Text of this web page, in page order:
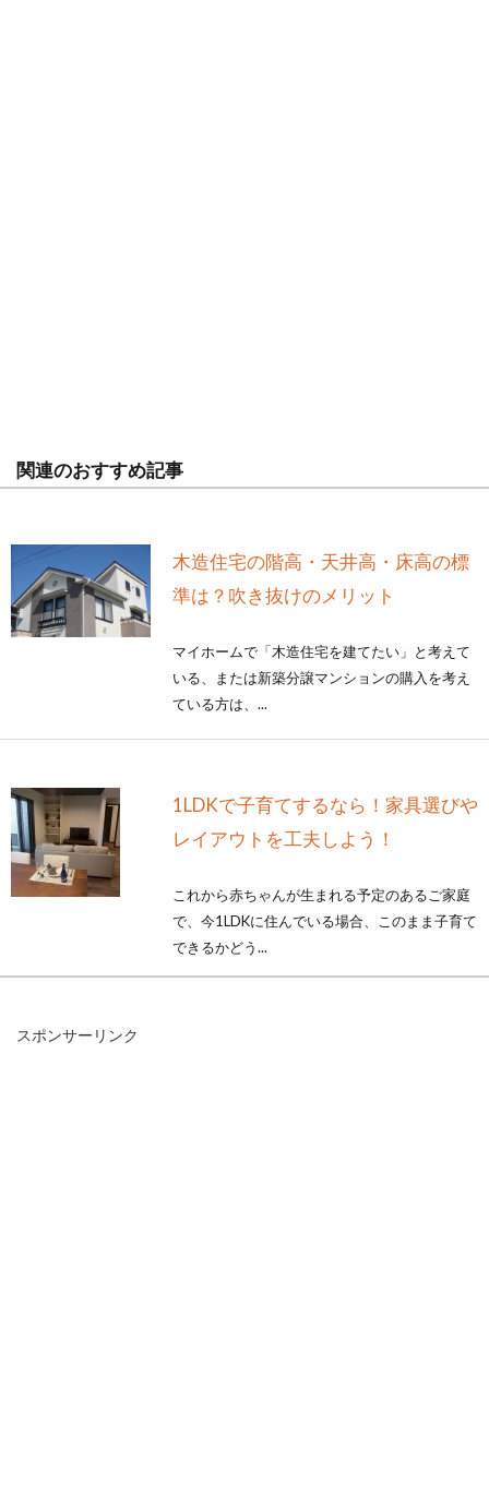
関連のおすすめ記事
木造住宅の階高・天井高・床高の標
準は？吹き抜けのメリット
マイホームで「木造住宅を建てたい」と考えて
いる、または新築分譲マンションの購入を考え
ている方は、...
1LDKで子育てするなら！家具選びや
レイアウトを工夫しよう！
これから赤ちゃんが生まれる予定のあるご家庭
で、今1LDKに住んでいる場合、このまま子育て
できるかどう...
スポンサーリンク